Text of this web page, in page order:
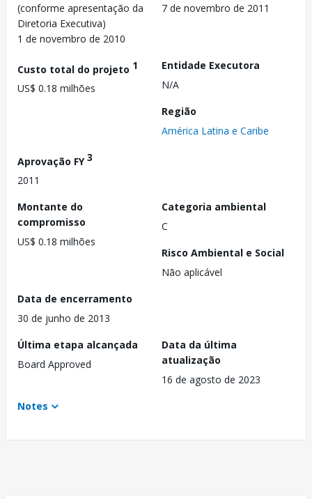
(conforme apresentação da
Diretoria Executiva)
1 de novembro de 2010
7 de novembro de 2011
Custo total do projeto 1
US$ 0.18 milhões
Entidade Executora
N/A
Região
América Latina e Caribe
Aprovação FY3
2011
Montante do
compromisso
US$ 0.18 milhões
Categoria ambiental
C
Risco Ambiental e Social
Não aplicável
Data de encerramento
30 de junho de 2013
Última etapa alcançada
Board Approved
Data da última
atualização
16 de agosto de 2023
Notes